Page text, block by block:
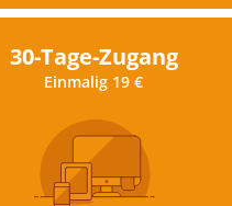
30-Tage-Zugang
Einmalig 19 €